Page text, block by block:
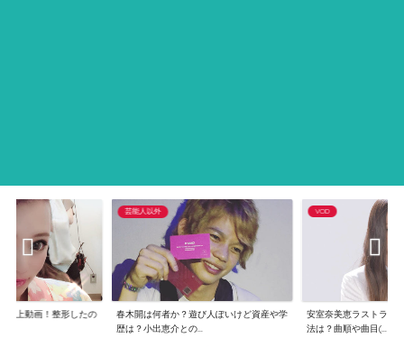
炎上動画！整形したの
芸能人以外
春木開は何者か？遊び人ぽいけど資産や学
歴は？小出恵介との...
VOD
安室奈美恵ラストライ
法は？曲順や曲目(...